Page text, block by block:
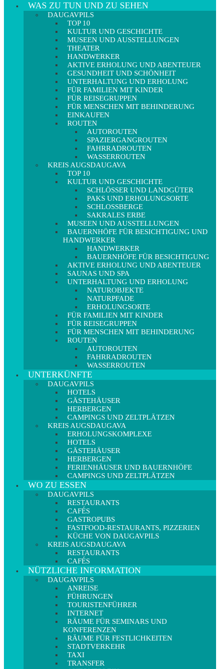
WAS ZU TUN UND ZU SEHEN
DAUGAVPILS
TOP 10
KULTUR UND GESCHICHTE
MUSEEN UND AUSSTELLUNGEN
THEATER
HANDWERKER
AKTIVE ERHOLUNG UND ABENTEUER
GESUNDHEIT UND SCHÖNHEIT
UNTERHALTUNG UND ERHOLUNG
FÜR FAMILIEN MIT KINDER
FÜR REISEGRUPPEN
FÜR MENSCHEN MIT BEHINDERUNG
EINKAUFEN
ROUTEN
AUTOROUTEN
SPAZIERGANGROUTEN
FAHRRADROUTEN
WASSERROUTEN
KREIS AUGSDAUGAVA
TOP 10
KULTUR UND GESCHICHTE
SCHLÖSSER UND LANDGÜTER
PAKS UND ERHOLUNGSORTE
SCHLOSSBERGE
SAKRALES ERBE
MUSEEN UND AUSSTELLUNGEN
BAUERNHÖFE FÜR BESICHTIGUNG UND
HANDWERKER
HANDWERKER
BAUERNHÖFE FÜR BESICHTIGUNG
AKTIVE ERHOLUNG UND ABENTEUER
SAUNAS UND SPA
UNTERHALTUNG UND ERHOLUNG
NATUROBJEKTE
NATURPFADE
ERHOLUNGSORTE
FÜR FAMILIEN MIT KINDER
FÜR REISEGRUPPEN
FÜR MENSCHEN MIT BEHINDERUNG
ROUTEN
AUTOROUTEN
FAHRRADROUTEN
WASSERROUTEN
UNTERKÜNFTE
DAUGAVPILS
HOTELS
GÄSTEHÄUSER
HERBERGEN
CAMPINGS UND ZELTPLÄTZEN
KREIS AUGSDAUGAVA
ERHOLUNGSKOMPLEXE
HOTELS
GÄSTEHÄUSER
HERBERGEN
FERIENHÄUSER UND BAUERNHÖFE
CAMPINGS UND ZELTPLÄTZEN
WO ZU ESSEN
DAUGAVPILS
RESTAURANTS
CAFÉS
GASTROPUBS
FASTFOOD-RESTAURANTS, PIZZERIEN
KÜCHE VON DAUGAVPILS
KREIS AUGSDAUGAVA
RESTAURANTS
CAFÉS
NÜTZLICHE INFORMATION
DAUGAVPILS
ANREISE
FÜHRUNGEN
TOURISTENFÜHRER
INTERNET
RÄUME FÜR SEMINARS UND
KONFERENZEN
RÄUME FÜR FESTLICHKEITEN
STADTVERKEHR
TAXI
TRANSFER